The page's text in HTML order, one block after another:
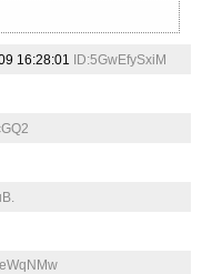
16:28:01 ID:5GwEfySxiM